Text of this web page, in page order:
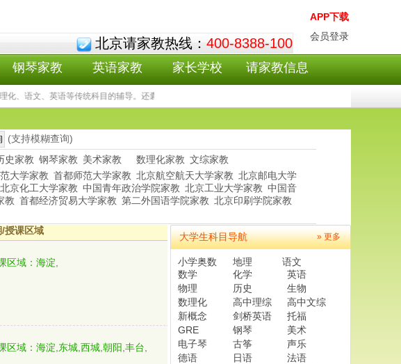
北京请家教热线： 400-8388-100
APP下载
会员登录
钢琴家教 英语家教 家长学校 请家教信息
语文、英语等传统科目的辅导。还囊括了众多艺术类科目，成人考试等全方位的家教辅导。
(支持模糊查询)
史家教 钢琴家教 美术家教 数理化家教 文综家教
大学家教 首都师范大学家教 北京航空航天大学家教 北京邮电大学
北京化工大学家教 中国青年政治学院家教 北京工业大学家教 中国音
教 首都经济贸易大学家教 第二外国语学院家教 北京印刷学院家教
/授课区域
区域：海淀,
区域：海淀,东城,西城,朝阳,丰台,
» 更多
大学生科目导航
小学奥数 地理
语文
数学
化学
英语
物理
历史
生物
数理化
高中理综
高中文综
新概念
剑桥英语
托福
GRE
钢琴
美术
电子琴
古筝
声乐
德语
日语
法语